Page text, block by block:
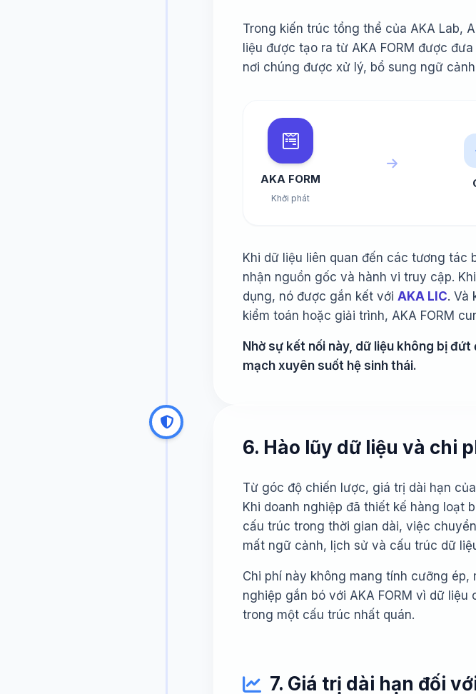
Trong kiến trúc tổng thể của AKA Lab,
liệu được tạo ra từ AKA FORM được
nơi chúng được xử lý, bổ sung ngữ
AKA FORM
Khởi phát
Khi dữ liệu liên quan đến các tương tác
nhận nguồn gốc và hành vi truy cập.
dụng, nó được gắn kết với AKA LIC. Và
kiểm toán hoặc giải trình, AKA FORM
Nhờ sự kết nối này, dữ liệu không bị
mạch xuyên suốt hệ sinh thái.
6. Hào lũy dữ liệu và chi
Từ góc độ chiến lược, giá trị dài hạn
Khi doanh nghiệp đã thiết kế hàng loạt
cấu trúc trong thời gian dài, việc
mất ngữ cảnh, lịch sử và cấu trúc dữ
Chi phí này không mang tính cưỡng
nghiệp gắn bó với AKA FORM vì dữ
trong một cấu trúc nhất quán.
7. Giá trị dài hạn đối